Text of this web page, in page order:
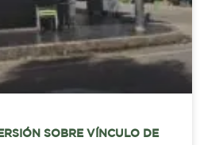
SOBRE VÍNCULO DE